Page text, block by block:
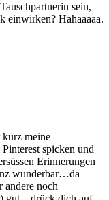
sein,
einwirken? Hahaaaaa.
meine
spicken und
Erinnerungen
wunderbar…da
andere noch